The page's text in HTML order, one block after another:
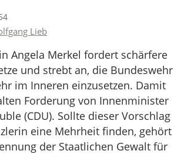
Lieb
Angela Merkel fordert schärfere
und strebt an, die Bundeswehr
im Inneren einzusetzen. Damit
Forderung von Innenminister
(CDU). Sollte dieser Vorschlag
eine Mehrheit finden, gehört
der Staatlichen Gewalt für